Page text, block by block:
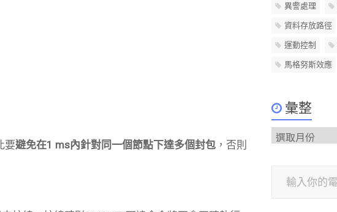
要避免在1 ms內針對同一個節點下達多個封包 ，否則
異警處理
資料存放路徑
運動控制
馬格努斯效應
彙整
彙
整